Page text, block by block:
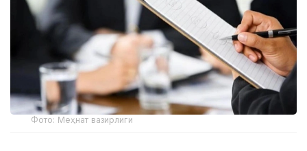
Фото: Меҳнат вазирлиги